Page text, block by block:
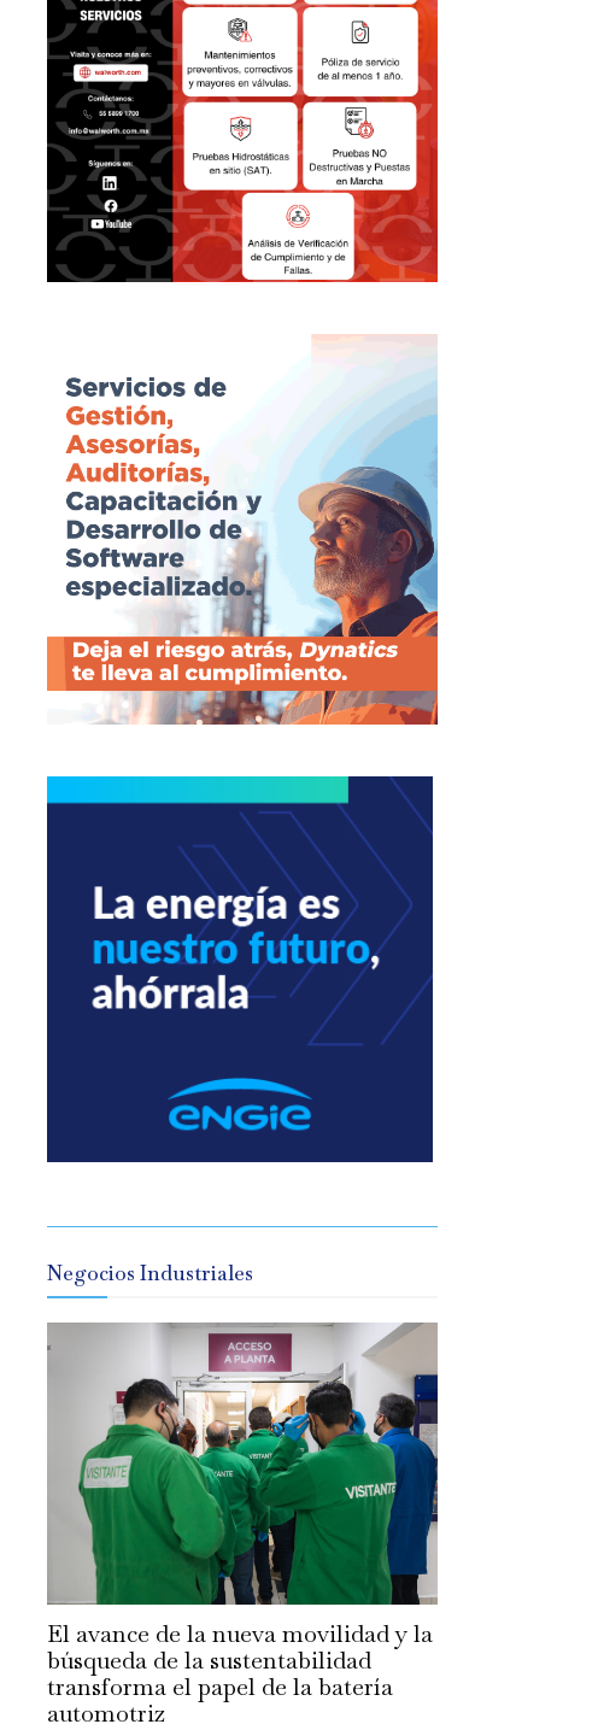
Negocios Industriales
El avance de la nueva movilidad y la
búsqueda de la sustentabilidad
transforma el papel de la batería
automotriz